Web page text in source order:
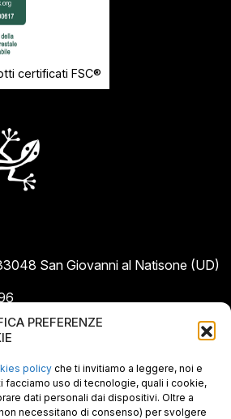
PREFERENZE
policyche ti invitiamo a leggere, noi e
facciamo uso di tecnologie, quali i cookie,
dati personali dai dispositivi. Oltre a
necessitano di consenso) per svolgere
certificati FSC®
San Giovanni al Natisone (UD)